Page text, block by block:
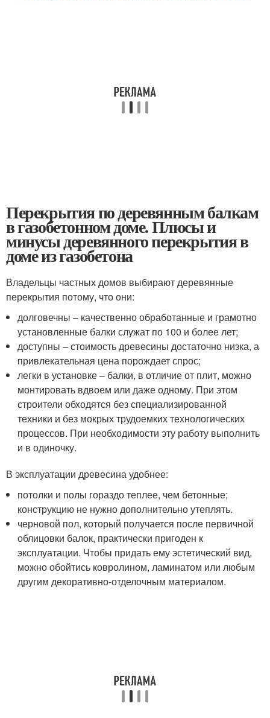
Перекрытия по деревянным балкам
в газобетонном доме. Плюсы и
минусы деревянного перекрытия в
доме из газобетона
Владельцы частных домов выбирают деревянные
перекрытия потому, что они:
долговечны – качественно обработанные и грамотно
установленные балки служат по 100 и более лет;
доступны – стоимость древесины достаточно низка, а
привлекательная цена порождает спрос;
легки в установке – балки, в отличие от плит, можно
монтировать вдвоем или даже одному. При этом
строители обходятся без специализированной
техники и без мокрых трудоемких технологических
процессов. При необходимости эту работу выполнить
и в одиночку.
В эксплуатации древесина удобнее:
потолки и полы гораздо теплее, чем бетонные;
конструкцию не нужно дополнительно утеплять.
черновой пол, который получается после первичной
облицовки балок, практически пригоден к
эксплуатации. Чтобы придать ему эстетический вид,
можно обойтись ковролином, ламинатом или любым
другим декоративно-отделочным материалом.